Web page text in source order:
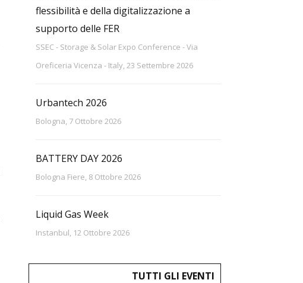
flessibilità e della digitalizzazione a
supporto delle FER
SSEC - Storage & Solar Expo Conference - Via
Oreficeria Vicenza - Italy, 23 Settembre 2026
Urbantech 2026
Bologna, 7 Ottobre 2026
BATTERY DAY 2026
Bologna Fiere, 8 Ottobre 2026
Liquid Gas Week
Instanbul, 12 Ottobre 2026
TUTTI GLI EVENTI